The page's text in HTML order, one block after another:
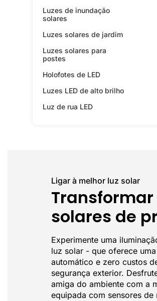
Luzes de inundação
solares
Luzes solares de jardim
Luzes solares para
postes
Holofotes de LED
Luzes LED de alto brilho
Luz de rua LED
Ligar à melhor luz solar
solares de
Experimente uma
luz solar - que oferece
automático e zero custos
segurança exterior.
amiga do ambiente com a
equipada com sensores